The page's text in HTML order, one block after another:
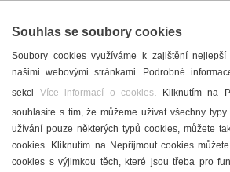
T. G. Masaryk
Mandloně
Ubytování
Restaurace
Městské muzeum a
Denní meníčka
Souhlas se soubory cookies
Soubory cookies využíváme k zajištění
našimi webovými stránkami. Podrobné
sekci Více informací o cookies. Kliknutím na
souhlasíte s tím, že můžeme užívat všechny
užívání pouze některých typů cookies, můžete
cookies. Kliknutím na Nepřijmout cookies
cookies s výjimkou těch, které jsou třeba pro